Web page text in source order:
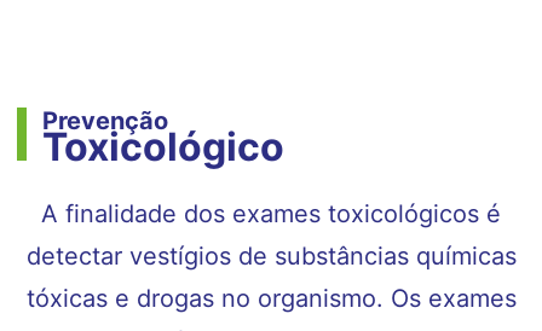
Prevenção
Toxicológico
A finalidade dos exames toxicológicos é
detectar vestígios de substâncias químicas
tóxicas e drogas no organismo. Os exames